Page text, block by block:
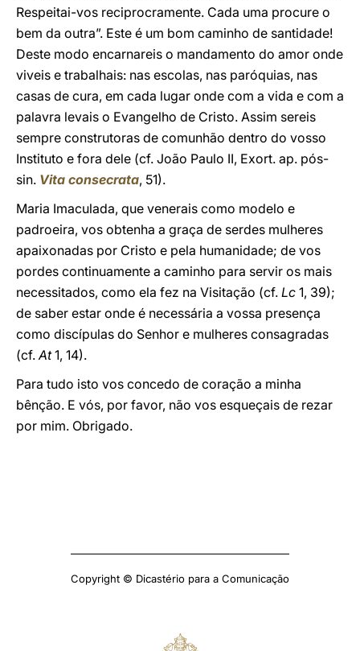
Respeitai-vos reciprocramente. Cada uma procure o
bem da outra”. Este é um bom caminho de santidade!
Deste modo encarnareis o mandamento do amor onde
viveis e trabalhais: nas escolas, nas paróquias, nas
casas de cura, em cada lugar onde com a vida e com a
palavra levais o Evangelho de Cristo. Assim sereis
sempre construtoras de comunhão dentro do vosso
Instituto e fora dele (cf. João Paulo II, Exort. ap. pós-
sin. Vita consecrata, 51).
Maria Imaculada, que venerais como modelo e
padroeira, vos obtenha a graça de serdes mulheres
apaixonadas por Cristo e pela humanidade; de vos
pordes continuamente a caminho para servir os mais
necessitados, como ela fez na Visitação (cf. Lc 1, 39);
de saber estar onde é necessária a vossa presença
como discípulas do Senhor e mulheres consagradas
(cf.At1, 14).
Para tudo isto vos concedo de coração a minha
bênção. E vós, por favor, não vos esqueçais de rezar
por mim. Obrigado.
Copyright © Dicastério para a Comunicação